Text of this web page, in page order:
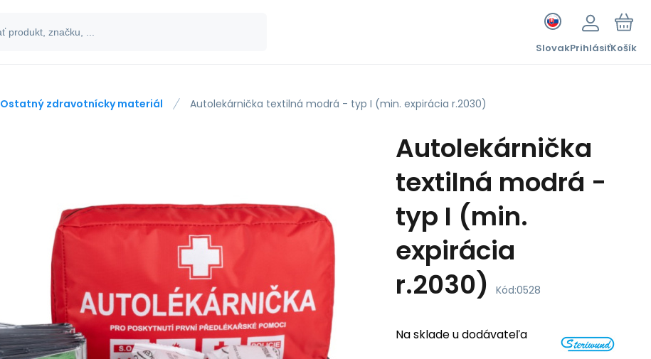
SlovakPrihlásiťKošík
Ostatný zdravotnícky materiál Autolekárnička textilná modrá - typ I (min. expirácia r.2030)
Autolekárnička
textilná modrá -
typ I (min.
expirácia
r.2030)
Kód:0528
Na sklade u dodávateľa